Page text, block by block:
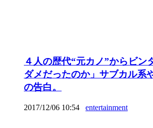
４人の歴代“元カノ”からビン
ダメだったのか」サブカル系
の告白。
2017/12/06 10:54 entertainment